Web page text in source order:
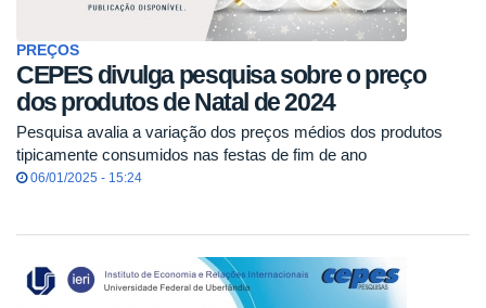
PREÇOS
CEPES divulga pesquisa sobre o preço
dos produtos de Natal de 2024
Pesquisa avalia a variação dos preços médios dos produtos
tipicamente consumidos nas festas de fim de ano
06/01/2025 - 15:24